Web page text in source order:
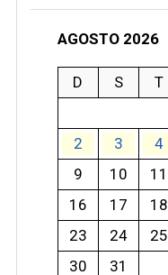
AGOSTO 2026
D S T
2
3 4
9
10 11
16
17 18
23
24 25
30
31